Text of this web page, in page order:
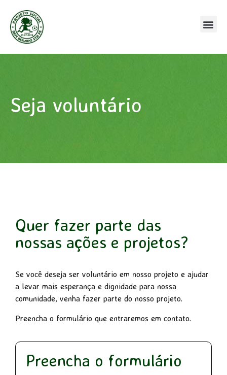
Seja voluntário
Quer fazer parte das
nossas ações e projetos?
Se você deseja ser voluntário em nosso projeto e ajudar
a levar mais esperança e dignidade para nossa
comunidade, venha fazer parte do nosso projeto.
Preencha o formulário que entraremos em contato.
Preencha o formulário